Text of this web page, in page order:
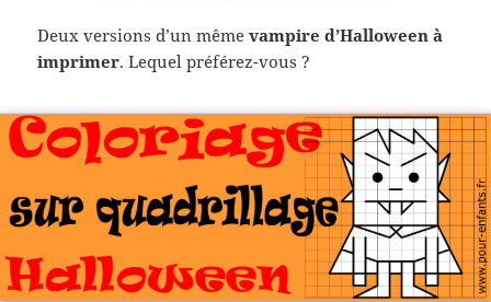
Deux versions d’un mêmevampire d’Halloween à
imprimer. Lequel préférez-vous ?